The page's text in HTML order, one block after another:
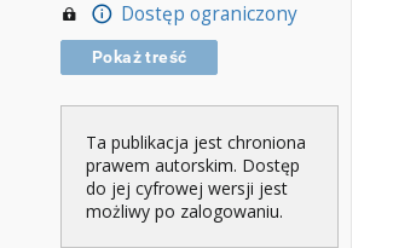
Dostęp ograniczony
Pokaż treść
Ta publikacja jest chroniona
prawem autorskim. Dostęp
do jej cyfrowej wersji jest
możliwy po zalogowaniu.